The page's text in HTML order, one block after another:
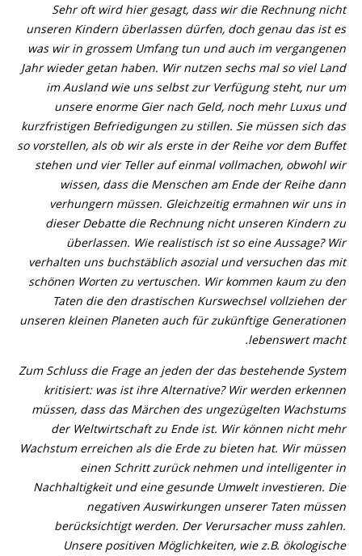
Sehr oft wird hier gesagt, dass wir die Rechnung nicht
unseren Kindern überlassen dürfen, doch genau das ist es
was wir in grossem Umfang tun und auch im vergangenen
Jahr wieder getan haben. Wir nutzen sechs mal so viel Land
im Ausland wie uns selbst zur Verfügung steht, nur um
unsere enorme Gier nach Geld, noch mehr Luxus und
kurzfristigen Befriedigungen zu stillen. Sie müssen sich das
so vorstellen, als ob wir als erste in der Reihe vor dem Buffet
stehen und vier Teller auf einmal vollmachen, obwohl wir
wissen, dass die Menschen am Ende der Reihe dann
verhungern müssen. Gleichzeitig ermahnen wir uns in
dieser Debatte die Rechnung nicht unseren Kindern zu
überlassen. Wie realistisch ist so eine Aussage? Wir
verhalten uns buchstäblich asozial und versuchen das mit
schönen Worten zu vertuschen. Wir kommen kaum zu den
Taten die den drastischen Kurswechsel vollziehen der
unseren kleinen Planeten auch für zukünftige Generationen
lebenswert macht.
Zum Schluss die Frage an jeden der das bestehende System
kritisiert: was ist ihre Alternative? Wir werden erkennen
müssen, dass das Märchen des ungezügelten Wachstums
der Weltwirtschaft zu Ende ist. Wir können nicht mehr
Wachstum erreichen als die Erde zu bieten hat. Wir müssen
einen Schritt zurück nehmen und intelligenter in
Nachhaltigkeit und eine gesunde Umwelt investieren. Die
negativen Auswirkungen unserer Taten müssen
berücksichtigt werden. Der Verursacher muss zahlen.
Unsere positiven Möglichkeiten, wie z.B. ökologische